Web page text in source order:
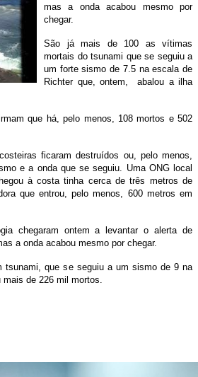
mas a onda acabou mesmo por
chegar.
São já mais de 100 as vítimas
mortais do tsunami que se seguiu a
um forte sismo de 7.5 na escala de
Richter que, ontem, abalou a ilha
que há, pelo menos, 108 mortos e 502
ficaram destruídos ou, pelo menos,
e a onda que se seguiu. Uma ONG local
à costa tinha cerca de três metros de
que entrou, pelo menos, 600 metros em
chegaram ontem a levantar o alerta de
a onda acabou mesmo por chegar.
tsunami, que se seguiu a um sismo de 9 na
de 226 mil mortos.